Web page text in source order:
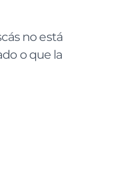
no está
o que la